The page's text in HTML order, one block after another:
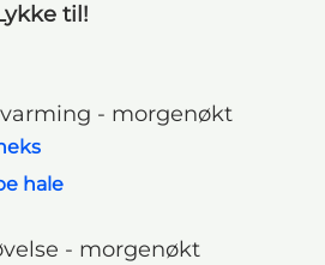
til!
- morgenøkt
hale
- morgenøkt